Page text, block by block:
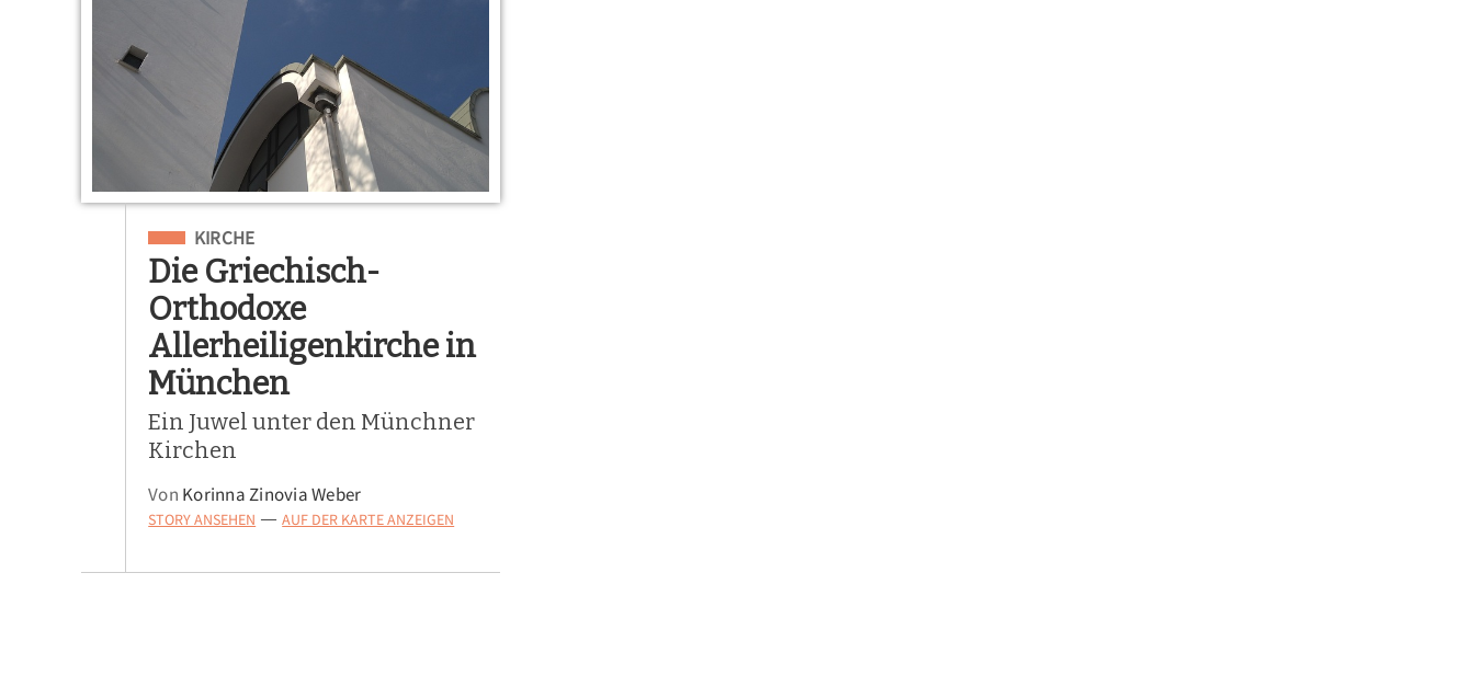
Eingeordnet unter
KIRCHE
Die Griechisch-
Orthodoxe
Allerheiligenkirche in
München
Ein Juwel unter den Münchner
Kirchen
Von Korinna Zinovia Weber
STORY ANSEHEN — AUF DER KARTE ANZEIGEN